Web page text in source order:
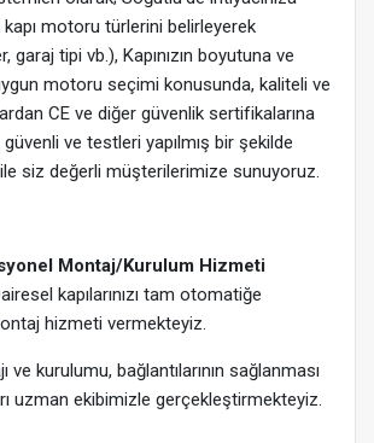
motoru türlerini belirleyerek
garaj tipi vb.), Kapınızın boyutuna ve
motoru seçimi konusunda, kaliteli ve
CE ve diğer güvenlik sertifikalarına
ve testleri yapılmış bir şekilde
siz değerli müşterilerimize sunuyoruz.
Montaj/Kurulum Hizmeti
kapılarınızı tam otomatiğe
hizmeti vermekteyiz.
ve kurulumu, bağlantılarının sağlanması
uzman ekibimizle gerçekleştirmekteyiz.